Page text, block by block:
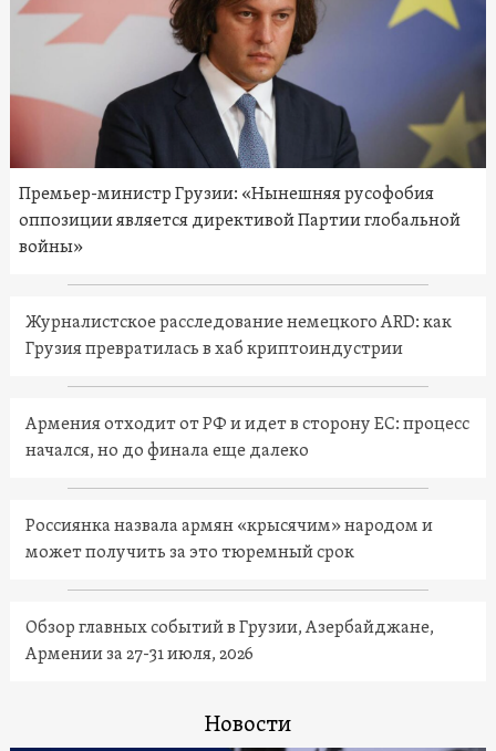
Премьер-министр Грузии: «Нынешняя русофобия
оппозиции является директивой Партии глобальной
войны»
Журналистское расследование немецкого ARD: как
Грузия превратилась в хаб криптоиндустрии
Армения отходит от РФ и идет в сторону ЕС: процесс
начался, но до финала еще далеко
Россиянка назвала армян «крысячим» народом и
может получить за это тюремный срок
Обзор главных событий в Грузии, Азербайджане,
Армении за 27-31 июля, 2026
Новости